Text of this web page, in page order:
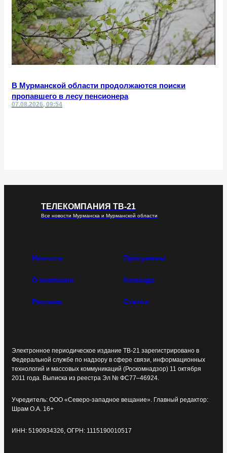
В Мурманской области продолжаются поиски
пропавшего в лесу пенсионера
07.08.2026, 09:54
ТЕЛЕКОМПАНИЯ ТВ-21
Все новости Мурманска и Мурманской области
Новости Программы
О компании Команда
Реклама Статьи
Электронное периодическое издание ТВ-21 зарегистрировано в
Федеральной службе по надзору в сфере связи, информационных
технологий и массовых коммуникаций (Роскомнадзор) 11 октября
2011 года. Выписка из реестра Эл № ФС77–46924.
Учредитель: ООО «Северо-западное вещание». Главный редактор:
Шрам О.А. 16+
ИНН: 5190934326, ОГРН: 1115190010517